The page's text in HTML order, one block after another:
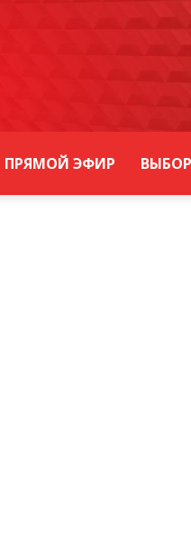
ПРЯМОЙ ЭФИР